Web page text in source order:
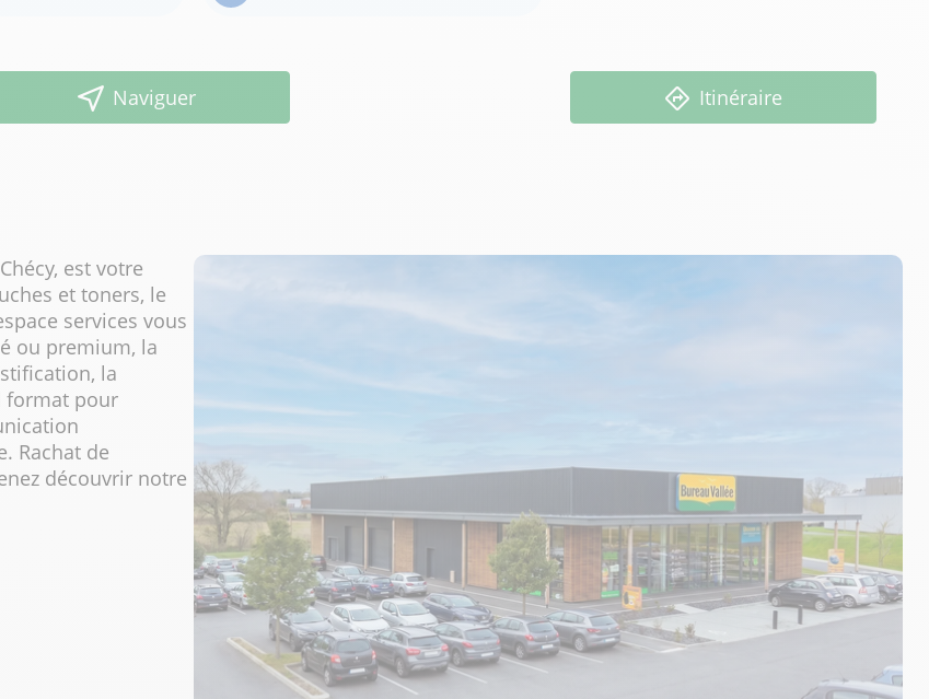
Naviguer Itinéraire
est votre
et toners, le
services vous
ou premium, la
la
format pour
Rachat de
découvrir notre